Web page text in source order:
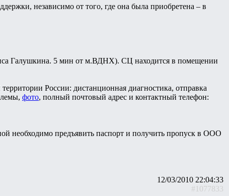
независимо от того, где она была приобретена – в
Галушкина. 5 мин от м.ВДНХ). СЦ находится в помещении
России: дистанционная диагностика, отправка
фото, полный почтовый адрес и контактный телефон:
необходимо предъявить паспорт и получить пропуск в ООО
12/03/2010 22:04:33
#1077833